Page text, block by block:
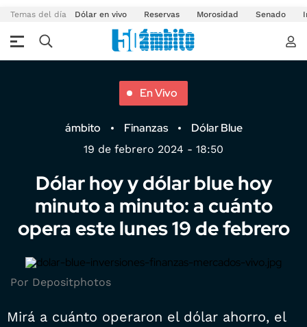
Temas del día Dólar en vivo Reservas Morosidad Senado
En Vivo
ámbito Finanzas Dólar Blue
19 de febrero 2024 - 18:50
Dólar hoy y dólar blue hoy
minuto a minuto: a cuánto
opera este lunes 19 de febrero
Por Depositphotos
Mirá a cuánto operaron el dólar ahorro, el